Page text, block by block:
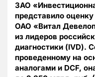
ЗАО
представило
ОАО «Витал
из лидеров
диагностики (IVD).
проведенному на
аналогами и DCF,